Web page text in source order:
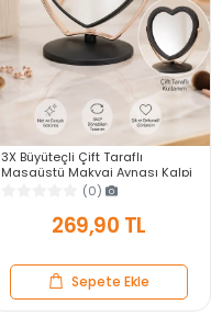
3X Büyüteçli Çift Taraflı
Masaüstü Makyaj Aynası Kalpi
Siyah Rose Gold Standlı
Dekoratif Yakın Ayna
(0)
269,90 TL
Sepete Ekle